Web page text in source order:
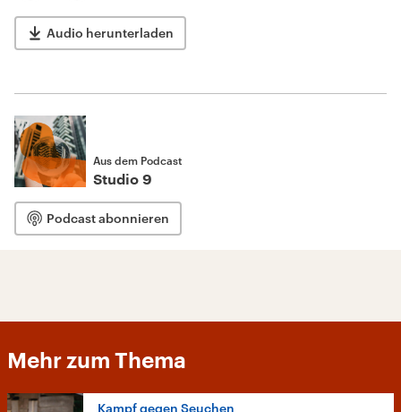
Audio herunterladen
Aus dem Podcast
Studio 9
Podcast abonnieren
Mehr zum Thema
Kampf gegen Seuchen